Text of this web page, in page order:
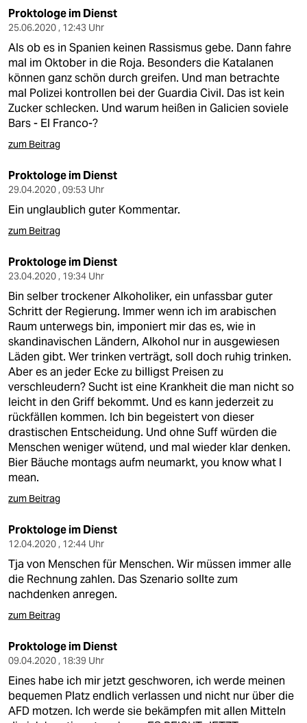
Proktologe im Dienst
25.06.2020 , 12:43 Uhr
Als ob es in Spanien keinen Rassismus gebe. Dann fahre
mal im Oktober in die Roja. Besonders die Katalanen
können ganz schön durch greifen. Und man betrachte
mal Polizei kontrollen bei der Guardia Civil. Das ist kein
Zucker schlecken. Und warum heißen in Galicien soviele
Bars - El Franco-?
zum Beitrag
Proktologe im Dienst
29.04.2020 , 09:53 Uhr
Ein unglaublich guter Kommentar.
zum Beitrag
Proktologe im Dienst
23.04.2020 , 19:34 Uhr
Bin selber trockener Alkoholiker, ein unfassbar guter
Schritt der Regierung. Immer wenn ich im arabischen
Raum unterwegs bin, imponiert mir das es, wie in
skandinavischen Ländern, Alkohol nur in ausgewiesen
Läden gibt. Wer trinken verträgt, soll doch ruhig trinken.
Aber es an jeder Ecke zu billigst Preisen zu
verschleudern? Sucht ist eine Krankheit die man nicht so
leicht in den Griff bekommt. Und es kann jederzeit zu
rückfällen kommen. Ich bin begeistert von dieser
drastischen Entscheidung. Und ohne Suff würden die
Menschen weniger wütend, und mal wieder klar denken.
Bier Bäuche montags aufm neumarkt, you know what I
mean.
zum Beitrag
Proktologe im Dienst
12.04.2020 , 12:44 Uhr
Tja von Menschen für Menschen. Wir müssen immer alle
die Rechnung zahlen. Das Szenario sollte zum
nachdenken anregen.
zum Beitrag
Proktologe im Dienst
09.04.2020 , 18:39 Uhr
Eines habe ich mir jetzt geschworen, ich werde meinen
bequemen Platz endlich verlassen und nicht nur über die
AFD motzen. Ich werde sie bekämpfen mit allen Mitteln